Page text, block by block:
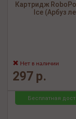
Картридж
Ice (Арбуз
Нет в наличии
297 р.
Бесплатная